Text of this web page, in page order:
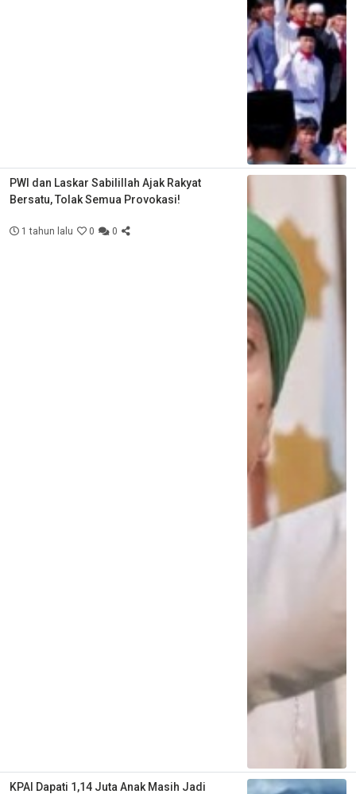
PWI dan Laskar Sabilillah Ajak Rakyat
Bersatu, Tolak Semua Provokasi!
1 tahun lalu 0 0
KPAI Dapati 1,14 Juta Anak Masih Jadi